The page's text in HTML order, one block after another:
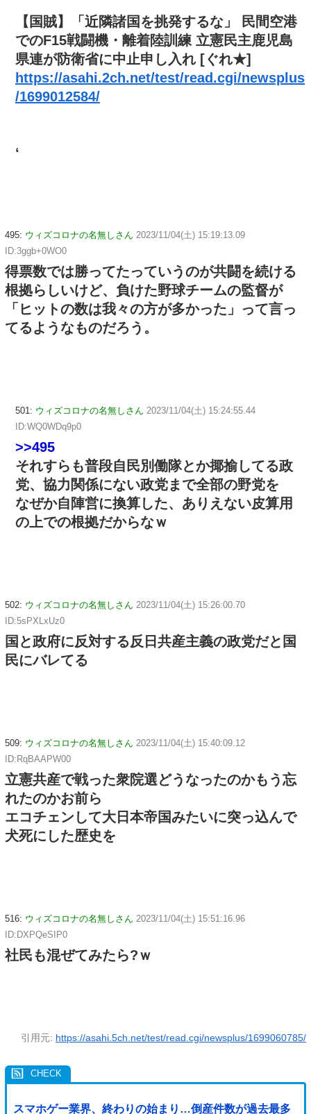
【国賊】「近隣諸国を挑発するな」 民間空港
でのF15戦闘機・離着陸訓練 立憲民主鹿児島
県連が防衛省に中止申し入れ [ぐれ★]
https://asahi.2ch.net/test/read.cgi/newsplus
/1699012584/
‘
495: ウィズコロナの名無しさん 2023/11/04(土) 15:19:13.09
ID:3ggb+0WO0
得票数では勝ってたっていうのが共闘を続ける
根拠らしいけど、負けた野球チームの監督が
「ヒットの数は我々の方が多かった」って言っ
てるようなものだろう。
501: ウィズコロナの名無しさん 2023/11/04(土) 15:24:55.44
ID:WQ0WDq9p0
>>495
それすらも普段自民別働隊とか揶揄してる政
党、協力関係にない政党まで全部の野党を
なぜか自陣営に換算した、ありえない皮算用
の上での根拠だからなｗ
502: ウィズコロナの名無しさん 2023/11/04(土) 15:26:00.70
ID:5sPXLxUz0
国と政府に反対する反日共産主義の政党だと国
民にバレてる
509: ウィズコロナの名無しさん 2023/11/04(土) 15:40:09.12
ID:RqBAAPW00
立憲共産で戦った衆院選どうなったのかもう忘
れたのかお前ら
エコチェンして大日本帝国みたいに突っ込んで
犬死にした歴史を
516: ウィズコロナの名無しさん 2023/11/04(土) 15:51:16.96
ID:DXPQeSIP0
社民も混ぜてみたら?ｗ
引用元: https://asahi.5ch.net/test/read.cgi/newsplus/1699060785/
スマホゲー業界、終わりの始まり…倒産件数が過去最多